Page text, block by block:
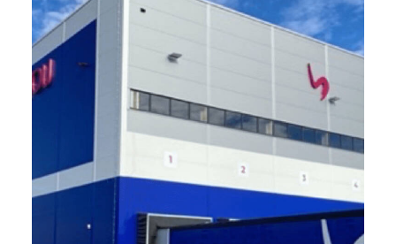
LaSalle, Saint-Gilles (30)
20 000 m2 - 2021
Développement d’une plateforme logistique
Due Diligence et AMO VEFA